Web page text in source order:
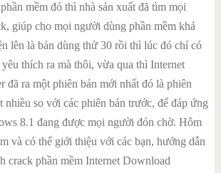
mềm đó thì nhà sản xuất đã tìm mọi
giúp cho mọi người dùng phần mềm khá
lên là bản dùng thử 30 rồi thì lúc đó chỉ có
thích ra mà thôi, vừa qua thì Internet
đã ra một phiên bản mới nhất đó là phiên
nhiều so với các phiên bản trước, để đáp ứng
8.1 đang được mọi người đón chờ. Hôm
và có thể giới thiệu với các bạn, hướng dẫn
crack phần mềm Internet Download